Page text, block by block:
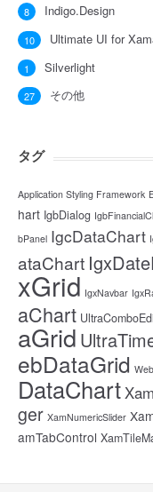
Indigo.Design
8
Ultimate UI for
10
Silverlight
1
その他
27
タグ
Application Styling Framework
hart IgbDialog
bPanel IgcDataChart
ataChart
xGrid IgxNavbar
aChart
aGrid
ebDataGrid
DataChart
ger XamNumericSlider
amTabControl